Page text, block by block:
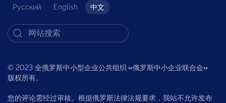
Русский English 中文
© 2023 全俄罗斯中小型企业公共组织 «俄罗斯中小企业联合会»
版权所有。
您的评论需经过审核。根据俄罗斯法律法规要求，我站不允许发布